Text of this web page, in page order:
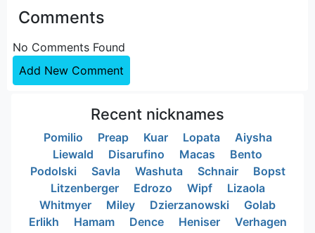
Comments
No Comments Found
Add New Comment
Recent nicknames
Pomilio Preap Kuar Lopata
Aiysha
Liewald
Disarufino Macas
Bento
Podolski
Savla Washuta Schnair
Bopst
Litzenberger
Edrozo Wipf
Lizaola
Whitmyer
Miley Dzierzanowski
Golab
Erlikh
Hamam Dence Heniser
Verhagen